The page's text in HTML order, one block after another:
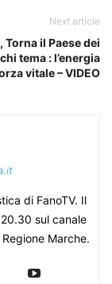
Next article
Torna il Paese dei
tema : l’energia
vitale – VIDEO
di FanoTV. Il
sul canale
Marche.